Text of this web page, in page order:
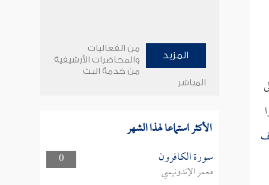
المزيد
من الفعاليات
والمحاضرات الأرشيفية
من خدمة البث
المباشر
الأكثر استماعا لهذا الشهر
0 سورة الكافرون
معمر الإندونيسي